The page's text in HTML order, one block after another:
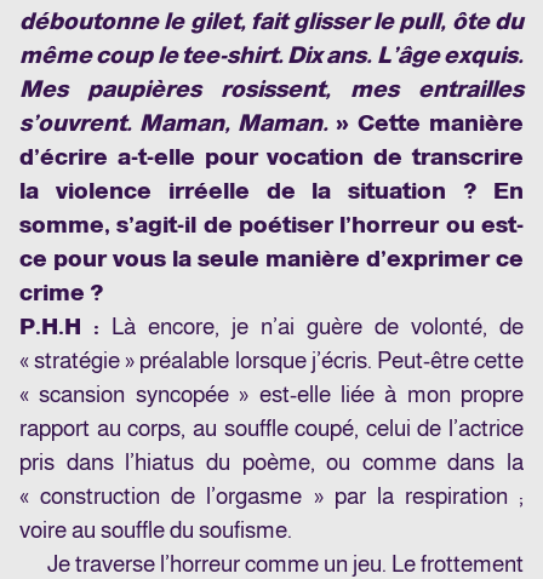
déboutonne le gilet, fait glisser le pull, ôte du
même coup le tee-shirt. Dix ans. L’âge exquis.
Mes paupières rosissent, mes entrailles
s’ouvrent. Maman, Maman.» Cette manière
d’écrire a-t-elle pour vocation de transcrire
la violence irréelle de la situation ? En
somme, s’agit-il de poétiser l’horreur ou est-
ce pour vous la seule manière d’exprimer ce
crime ?
P.H.H : Là encore, je n’ai guère de volonté, de
« stratégie » préalable lorsque j’écris. Peut-être cette
« scansion syncopée » est-elle liée à mon propre
rapport au corps, au souffle coupé, celui de l’actrice
pris dans l’hiatus du poème, ou comme dans la
« construction de l’orgasme » par la respiration ;
voire au souffle du soufisme.
Je traverse l’horreur comme un jeu. Le frottement